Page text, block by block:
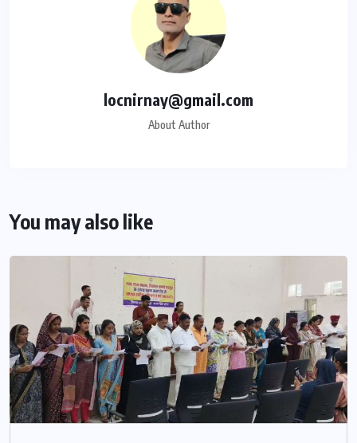
locnirnay@gmail.com
About Author
You may also like